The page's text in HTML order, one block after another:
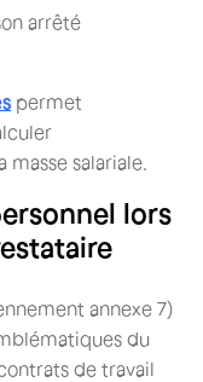
arrêté
permet
salariale.
lors
annexe 7)
du
de travail